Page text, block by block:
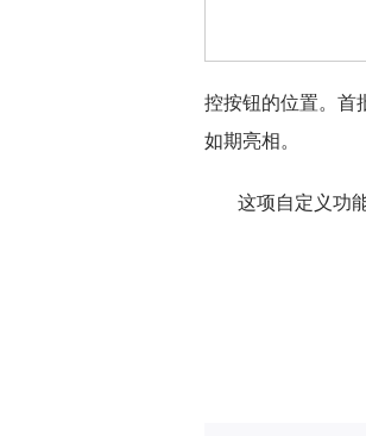
控按钮的位置。首
如期亮相。
这项自定义功